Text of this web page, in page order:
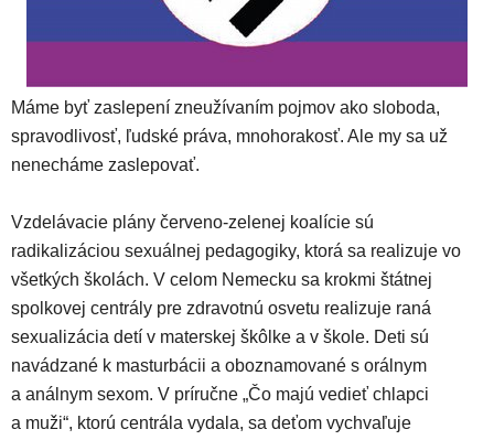
Máme byť zaslepení zneužívaním pojmov ako sloboda,
spravodlivosť, ľudské práva, mnohorakosť. Ale my sa už
nenecháme zaslepovať.
Vzdelávacie plány červeno-zelenej koalície sú
radikalizáciou sexuálnej pedagogiky, ktorá sa realizuje vo
všetkých školách. V celom Nemecku sa krokmi štátnej
spolkovej centrály pre zdravotnú osvetu realizuje raná
sexualizácia detí v materskej škôlke a v škole. Deti sú
navádzané k masturbácii a oboznamované s orálnym
a análnym sexom. V príručne „Čo majú vedieť chlapci
a muži“, ktorú centrála vydala, sa deťom vychvaľuje